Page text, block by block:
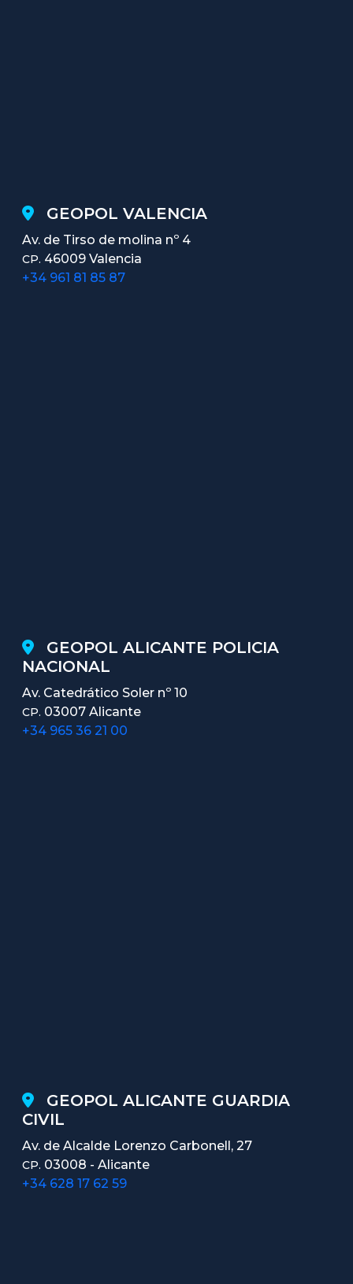
GEOPOL VALENCIA
Av. de Tirso de molina nº 4
CP. 46009 Valencia
+34 961 81 85 87
GEOPOL ALICANTE POLICIA
NACIONAL
Av. Catedrático Soler nº 10
CP. 03007 Alicante
+34 965 36 21 00
GEOPOL ALICANTE GUARDIA
CIVIL
Av. de Alcalde Lorenzo Carbonell, 27
CP. 03008 - Alicante
+34 628 17 62 59